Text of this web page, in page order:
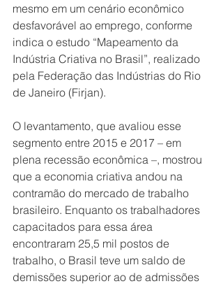
mesmo em um cenário econômico
desfavorável ao emprego, conforme
indica o estudo “Mapeamento da
Indústria Criativa no Brasil”, realizado
pela Federação das Indústrias do Rio
de Janeiro (Firjan).
O levantamento, que avaliou esse
segmento entre 2015 e 2017 – em
plena recessão econômica –, mostrou
que a economia criativa andou na
contramão do mercado de trabalho
brasileiro. Enquanto os trabalhadores
capacitados para essa área
encontraram 25,5 mil postos de
trabalho, o Brasil teve um saldo de
demissões superior ao de admissões